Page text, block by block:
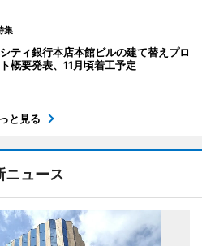
集
ティ銀行本店本館ビルの建て替えプロ
概要発表、11月頃着工予定
と見る
ニュース